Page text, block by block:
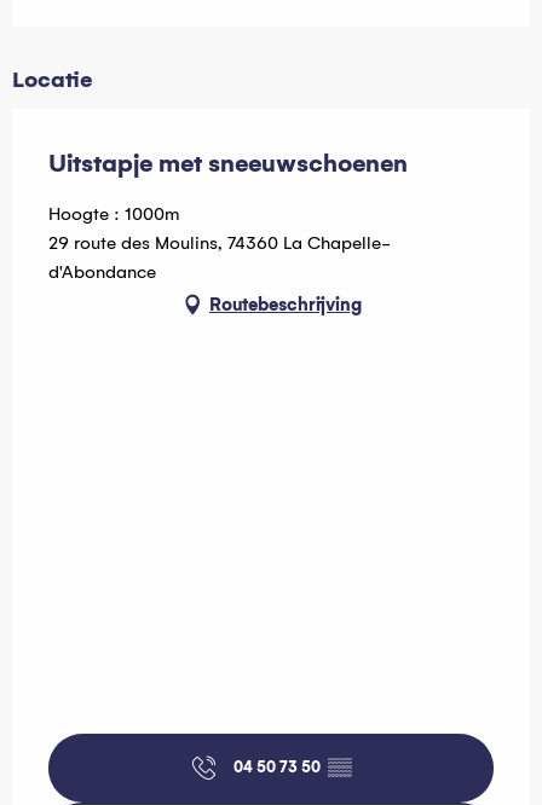
Locatie
Uitstapje met sneeuwschoenen
Hoogte : 1000m
29 route des Moulins, 74360 La Chapelle-
d'Abondance
Routebeschrijving
04 50 73 50 ▒▒